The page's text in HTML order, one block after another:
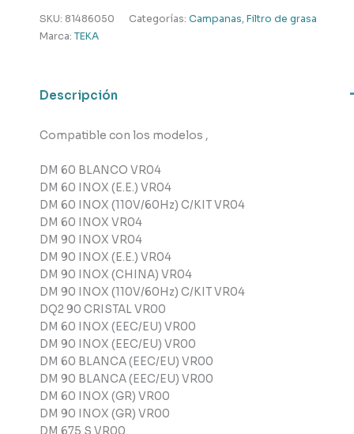
Teka
cantidad
SKU: 81486050 Categorías: Campanas, Filtro de grasa
Marca: TEKA
Descripción
Compatible con los modelos ,
DM 60 BLANCO VR04
DM 60 INOX (E.E.) VR04
DM 60 INOX (110V/60Hz) C/KIT VR04
DM 60 INOX VR04
DM 90 INOX VR04
DM 90 INOX (E.E.) VR04
DM 90 INOX (CHINA) VR04
DM 90 INOX (110V/60Hz) C/KIT VR04
DQ2 90 CRISTAL VR00
DM 60 INOX (EEC/EU) VR00
DM 90 INOX (EEC/EU) VR00
DM 60 BLANCA (EEC/EU) VR00
DM 90 BLANCA (EEC/EU) VR00
DM 60 INOX (GR) VR00
DM 90 INOX (GR) VR00
DM 675 S VR00